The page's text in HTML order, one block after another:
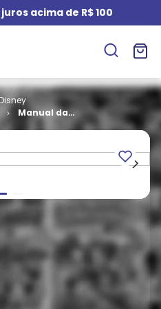
acima de R$ 100
Manual da
Vovó Donalda